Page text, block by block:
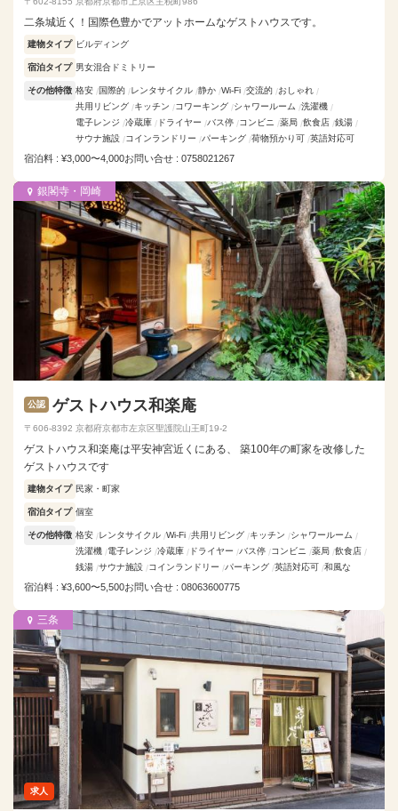
二条城近く！国際色豊かでアットホームなゲストハウスです。
建物タイプ ビルディング
宿泊タイプ 男女混合ドミトリー
その他特徴 格安 国際的 レンタサイクル 静か Wi-Fi 交流的
おしゃれ
共用リビング
キッチン コワーキング シャワールーム
洗濯機
電子レンジ
冷蔵庫 ドライヤー バス停 コンビニ 薬局 飲食店 銭湯
サウナ施設
コインランドリー パーキング 荷物預かり可 英語対応可
宿泊料 : ¥3,000〜4,000お問い合せ : 0758021267
公認 ゲストハウス和楽庵
〒606-8392 京都府京都市左京区聖護院山王町19-2
銀閣寺・岡崎
ゲストハウス和楽庵は平安神宮近くにある、 築100年の町家を改修した
ゲストハウスです
建物タイプ 民家・町家
宿泊タイプ 個室
その他特徴 格安 レンタサイクル Wi-Fi 共用リビング キッチン
シャワールーム
洗濯機
電子レンジ 冷蔵庫 ドライヤー バス停 コンビニ 薬局 飲食店
銭湯 サウナ施設 コインランドリー パーキング 英語対応可 和風な
宿泊料 : ¥3,600〜5,500お問い合せ : 08063600775
三条
求人